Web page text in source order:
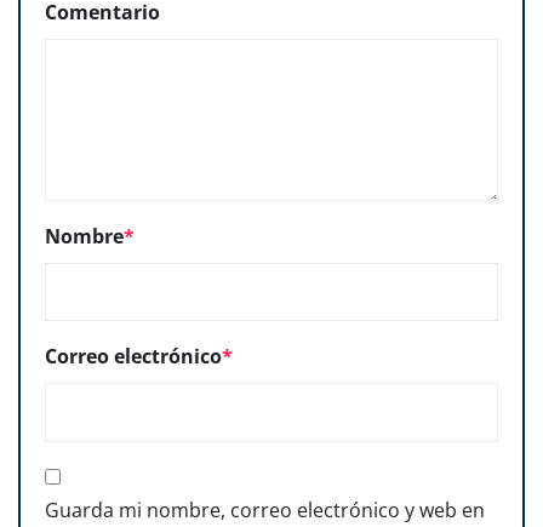
Comentario
Nombre*
Correo electrónico*
Guarda mi nombre, correo electrónico y web en